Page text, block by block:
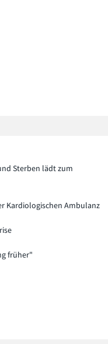
Sterben lädt zum
Kardiologischen Ambulanz
früher"